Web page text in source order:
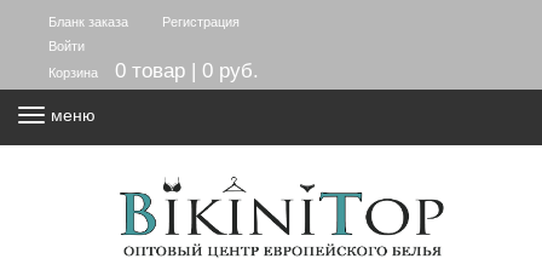
Бланк заказа
Регистрация
Войти
Корзина
0 товар | 0 руб.
меню